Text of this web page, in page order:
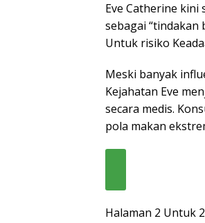
Eve Catherine
sebagai “tindakan
Untuk risiko
Meski banyak
Kejahatan Eve
secara medis.
pola makan
Halaman 2 Untuk 2